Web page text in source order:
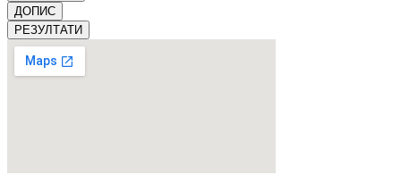
ДОПИС
РЕЗУЛТАТИ